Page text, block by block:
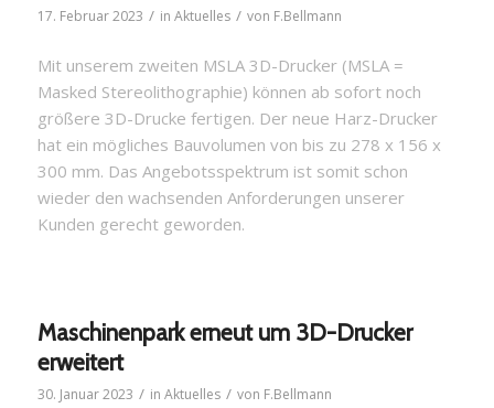
17. Februar 2023 / in Aktuelles / von F.Bellmann
Mit unserem zweiten MSLA 3D-Drucker (MSLA =
Masked Stereolithographie) können ab sofort noch
größere 3D-Drucke fertigen. Der neue Harz-Drucker
hat ein mögliches Bauvolumen von bis zu 278 x 156 x
300 mm. Das Angebotsspektrum ist somit schon
wieder den wachsenden Anforderungen unserer
Kunden gerecht geworden.
Maschinenpark erneut um 3D-Drucker
erweitert
30. Januar 2023 / in Aktuelles / von F.Bellmann